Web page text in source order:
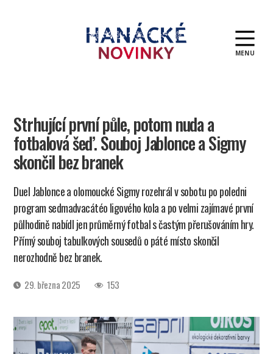
MENU
Strhující první půle, potom nuda a
fotbalová šeď. Souboj Jablonce a Sigmy
skončil bez branek
Duel Jablonce a olomoucké Sigmy rozehrál v sobotu po poledni
program sedmadvacátéo ligového kola a po velmi zajímavé první
půlhodině nabídl jen průměrný fotbal s častým přerušováním hry.
Přímý souboj tabulkových sousedů o páté místo skončil
nerozhodně bez branek.
Datum29. března 2025 153